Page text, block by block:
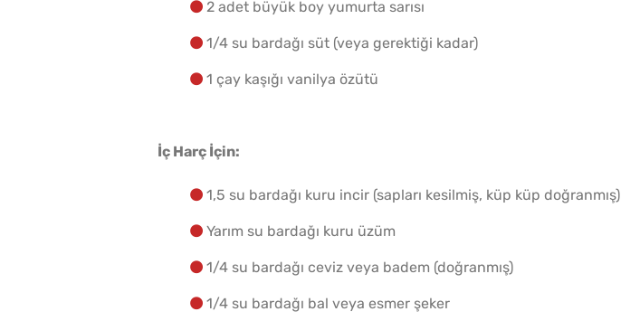
2 adet büyük boy yumurta sarısı
1/4 su bardağı süt (veya gerektiği kadar)
1 çay kaşığı vanilya özütü
İç Harç İçin:
1,5 su bardağı kuru incir (sapları kesilmiş, küp küp doğranmış)
Yarım su bardağı kuru üzüm
1/4 su bardağı ceviz veya badem (doğranmış)
1/4 su bardağı bal veya esmer şeker